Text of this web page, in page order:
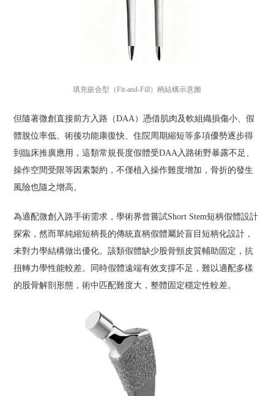
填充嵌合型（Fit-and-Fill）柄結構示意圖
但隨著微創直接前方入路（DAA）憑借肌肉及軟組織損傷小、假
體脫位率低、術後功能康復快、住院周期縮短等多項優勢逐步得
到臨床推廣應用，這類常規長度假體受DAA入路術野暴露不足、
操作空間受限等因素製約，不僅植入操作難度增加，骨折的發生
風險也隨之增高。
為適配微創入路手術需求，學術界曾嘗試Short Stem短柄假體設計
探索，然而單純縮短柄長的傳統直柄假體屬於盲目短柄化設計，
未對力學結構做出優化。該類假體缺少股骨頸皮質輔助固定，抗
扭轉力學性能較差。同時假體遠端有效支撐不足，難以適配多樣
的股骨解剖形態，術中匹配難度大，整體固定穩定性較差。